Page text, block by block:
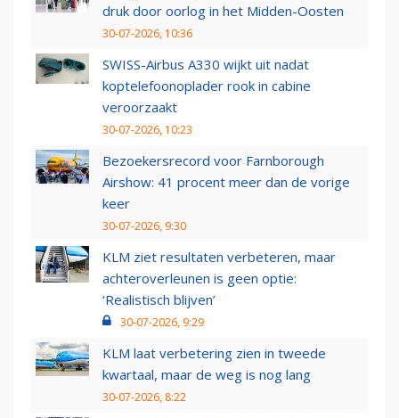
druk door oorlog in het Midden-Oosten
30-07-2026, 10:36
SWISS-Airbus A330 wijkt uit nadat
koptelefoonoplader rook in cabine
veroorzaakt
30-07-2026, 10:23
Bezoekersrecord voor Farnborough
Airshow: 41 procent meer dan de vorige
keer
30-07-2026, 9:30
KLM ziet resultaten verbeteren, maar
achteroverleunen is geen optie:
‘Realistisch blijven’
30-07-2026, 9:29
KLM laat verbetering zien in tweede
kwartaal, maar de weg is nog lang
30-07-2026, 8:22